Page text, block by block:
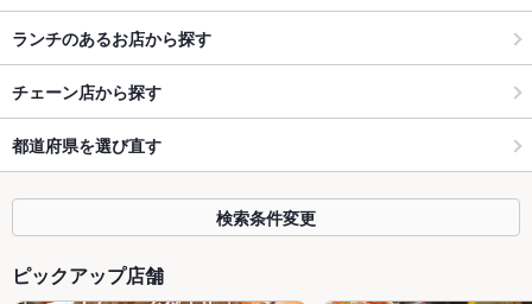
ランチのあるお店から探す
チェーン店から探す
都道府県を選び直す
検索条件変更
ピックアップ店舗